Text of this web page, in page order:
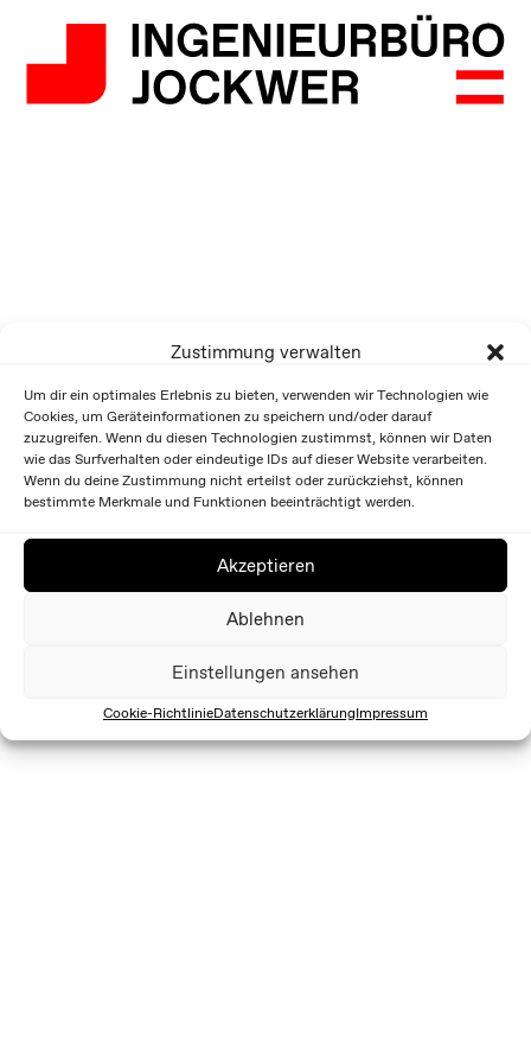
Zustimmung verwalten
Um dir ein optimales Erlebnis zu bieten, verwenden wir Technologien wie
Cookies, um Geräteinformationen zu speichern und/oder darauf
zuzugreifen. Wenn du diesen Technologien zustimmst, können wir Daten
wie das Surfverhalten oder eindeutige IDs auf dieser Website verarbeiten.
Wenn du deine Zustimmung nicht erteilst oder zurückziehst, können
bestimmte Merkmale und Funktionen beeinträchtigt werden.
Akzeptieren
Ablehnen
Einstellungen ansehen
Cookie-RichtlinieDatenschutzerklärungImpressum